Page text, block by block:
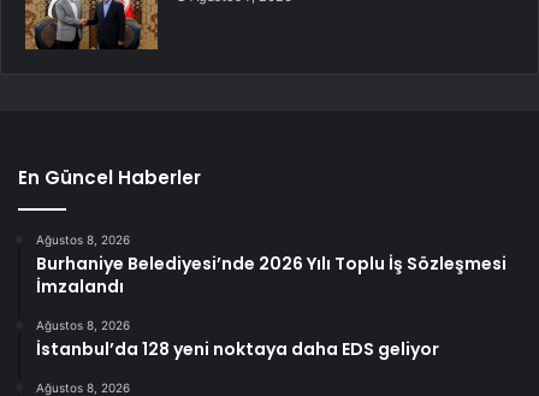
En Güncel Haberler
Ağustos 8, 2026
Burhaniye Belediyesi’nde 2026 Yılı Toplu İş Sözleşmesi
İmzalandı
Ağustos 8, 2026
İstanbul’da 128 yeni noktaya daha EDS geliyor
Ağustos 8, 2026